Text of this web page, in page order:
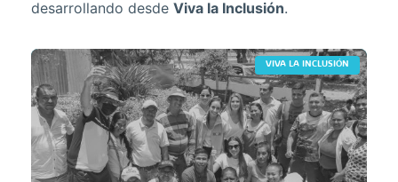
desarrollando desde Viva la Inclusión.
VIVA LA INCLUSIÓN